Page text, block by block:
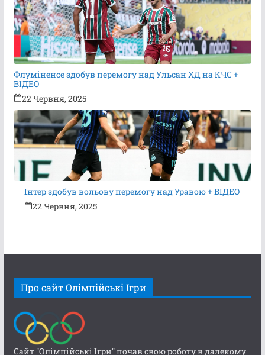
Флуміненсе здобув перемогу над Ульсан ХД на КЧС +
ВІДЕО
22 Червня, 2025
Інтер здобув вольову перемогу над Уравою + ВІДЕО
22 Червня, 2025
Про сайт Олімпійські Ігри
Сайт "Олімпійські Ігри" почав свою роботу в далекому